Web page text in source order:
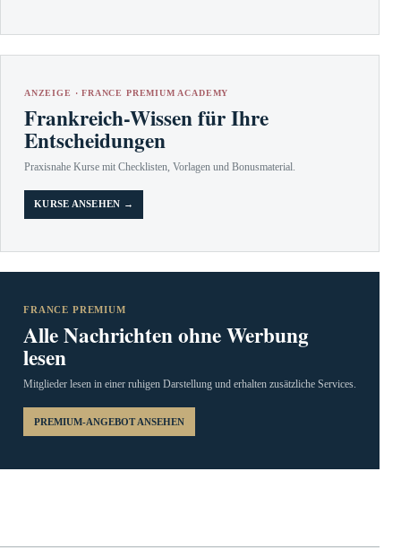
ANZEIGE · FRANCE PREMIUM ACADEMY
Frankreich-Wissen für Ihre
Entscheidungen
Praxisnahe Kurse mit Checklisten, Vorlagen und Bonusmaterial.
KURSE ANSEHEN →
FRANCE PREMIUM
Alle Nachrichten ohne Werbung
lesen
Mitglieder lesen in einer ruhigen Darstellung und erhalten zusätzliche Services.
PREMIUM-ANGEBOT ANSEHEN